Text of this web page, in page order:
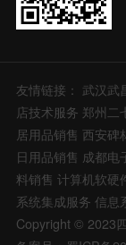
友情链接： 武汉武
店技术服务 郑州二
居用品销售 西安碑
日用品销售 成都电
料销售 计算机软硬
系统集成服务 信息
Copyright © 2023